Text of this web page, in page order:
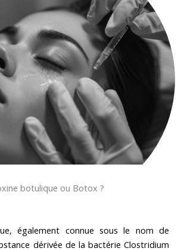
botulique ou Botox ?
également connue sous le nom de
dérivée de la bactérie Clostridium